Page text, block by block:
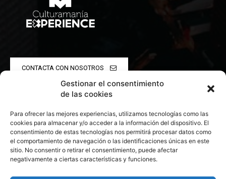
Gestionar el consentimiento
de las cookies
Para ofrecer las mejores experiencias, utilizamos tecnologías como las
cookies para almacenar y/o acceder a la información del dispositivo. El
consentimiento de estas tecnologías nos permitirá procesar datos como
el comportamiento de navegación o las identificaciones únicas en este
sitio. No consentir o retirar el consentimiento, puede afectar
negativamente a ciertas características y funciones.
CONTACTA CON NOSOTROS
POLÍTICA DE PRIVACIDAD
POLÍTICA DE COOKIES
© 2026 Todos los derechos reservados. Culturamanía